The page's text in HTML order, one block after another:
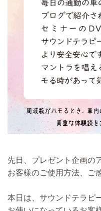
先日、プレゼント企画の
お客様のご使用方法、ご
本日は、サウンドテラピ